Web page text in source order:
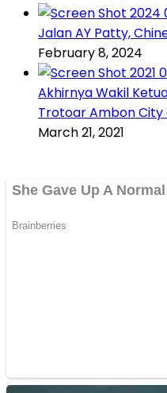
Jalan AY Patty,
February 8, 2024
Akhirnya Wakil
Trotoar Ambon City
March 21, 2021